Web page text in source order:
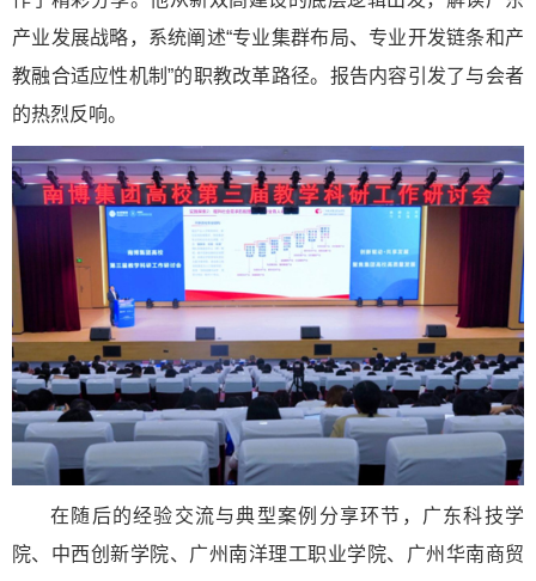
产业发展战略，系统阐述“专业集群布局、专业开发链条和产
教融合适应性机制”的职教改革路径。报告内容引发了与会者
的热烈反响。
在随后的经验交流与典型案例分享环节，广东科技学
院、中西创新学院、广州南洋理工职业学院、广州华南商贸